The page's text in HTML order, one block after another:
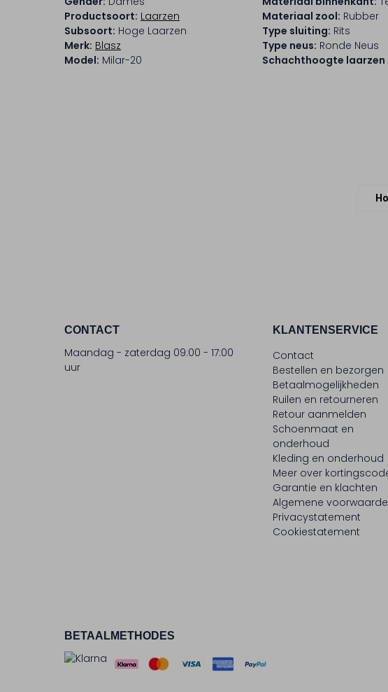
Productsoort: Laarzen
Subsoort: Hoge Laarzen
Merk: Blasz
Model: Milar-20
Materiaal zool: Rubber
Type sluiting: Rits
Type neus: Ronde Neus
Schachthoogte laarzen
CONTACT
Maandag - zaterdag 09:00 - 17:00
uur
KLANTENSERVICE
Contact
Bestellen en bezorgen
Betaalmogelijkheden
Ruilen en retourneren
Retour aanmelden
Schoenmaat en
onderhoud
Kleding en onderhoud
Meer over
Garantie en klachten
Algemene
Privacystatement
Cookiestatement
BETAALMETHODES